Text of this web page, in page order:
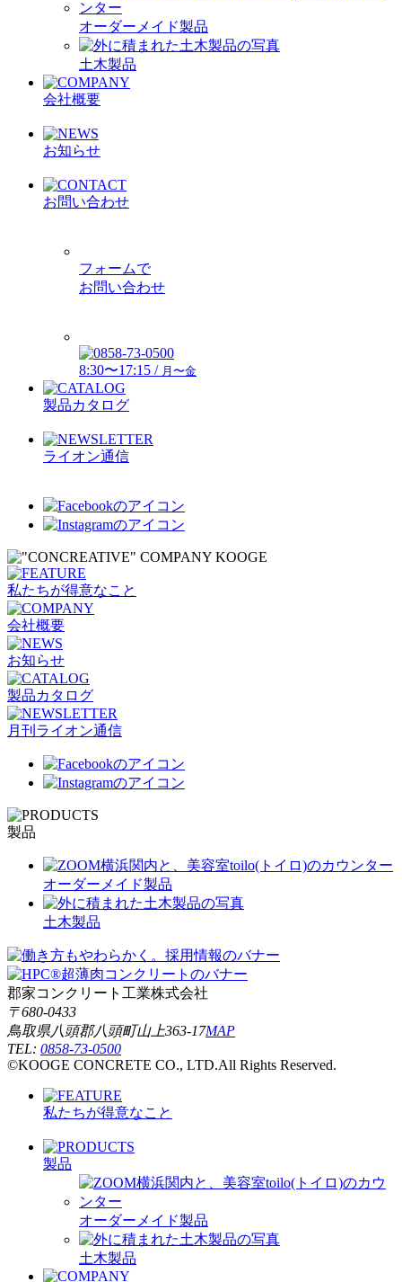
オーダーメイド製品
土木製品
会社概要
お知らせ
お問い合わせ
フォームで
お問い合わせ
8:30〜17:15 / 月〜金
製品カタログ
ライオン通信
私たちが得意なこと
会社概要
お知らせ
製品カタログ
月刊ライオン通信
製品
オーダーメイド製品
土木製品
郡家コンクリート工業株式会社
〒680-0433
鳥取県八頭郡八頭町山上363-17MAP
TEL: 0858-73-0500
©KOOGE CONCRETE CO., LTD.All Rights Reserved.
私たちが得意なこと
製品
オーダーメイド製品
土木製品